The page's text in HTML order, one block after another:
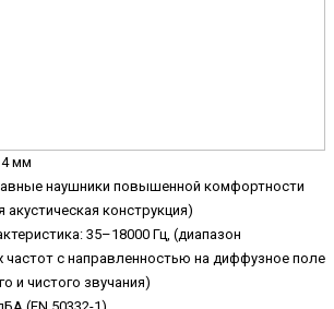
мм
наушники повышенной комфортности
акустическая конструкция)
35–18000 Гц, (диапазон
частот с направленностью на диффузное поле
и чистого звучания)